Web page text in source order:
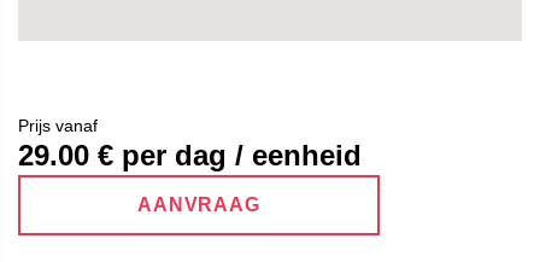
Prijs vanaf
29.00 € per dag / eenheid
AANVRAAG